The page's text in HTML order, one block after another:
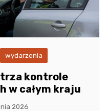
wydarzenia
kontrole
w całym kraju
2026